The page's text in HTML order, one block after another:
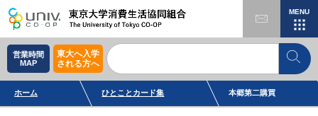
MENU
営業時間
MAP
東大へ入学
される方へ
ホーム ひとことカード集 本郷第二購買